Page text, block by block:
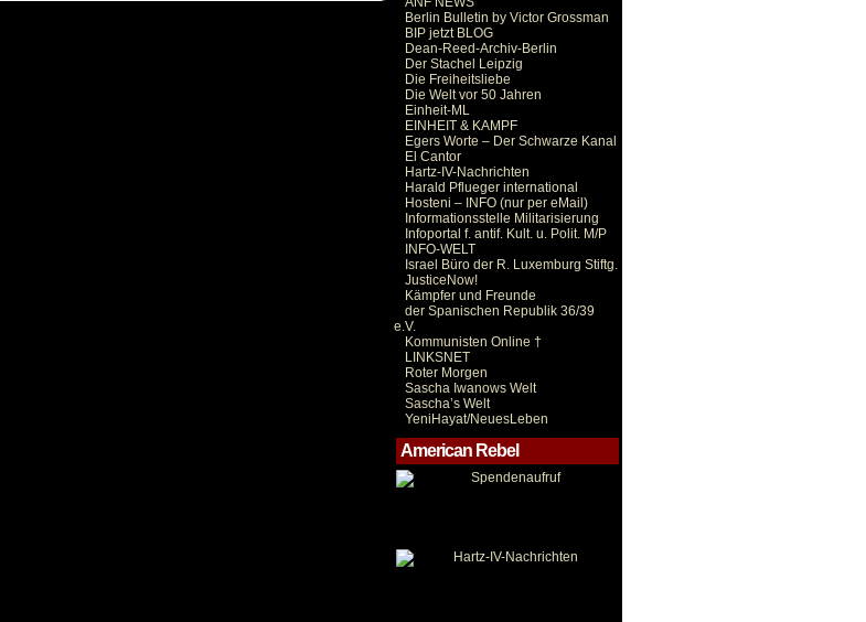
Berlin Bulletin by Victor Grossman
BIP jetzt BLOG
Dean-Reed-Archiv-Berlin
Der Stachel Leipzig
Die Freiheitsliebe
Die Welt vor 50 Jahren
Einheit-ML
EINHEIT & KAMPF
Egers Worte – Der Schwarze Kanal
El Cantor
Hartz-IV-Nachrichten
Harald Pflueger international
Hosteni – INFO (nur per eMail)
Informationsstelle Militarisierung
Infoportal f. antif. Kult. u. Polit. M/P
INFO-WELT
Israel Büro der R. Luxemburg Stiftg.
JusticeNow!
Kämpfer und Freunde
der Spanischen Republik 36/39
e.V.
Kommunisten Online †
LINKSNET
Roter Morgen
Sascha Iwanows Welt
Sascha’s Welt
YeniHayat/NeuesLeben
American Rebel